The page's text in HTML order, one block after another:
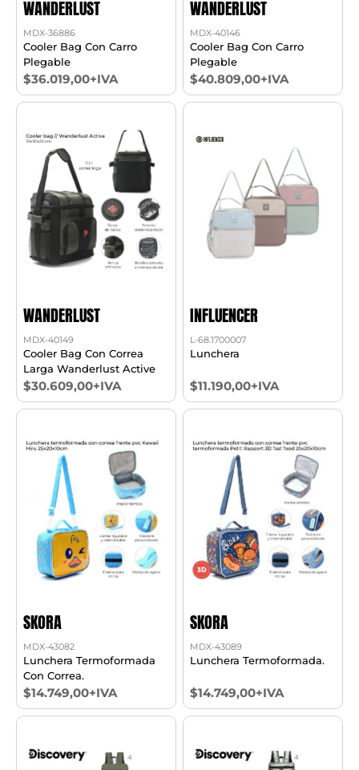
WANDERLUST
MDX-36886
Cooler Bag Con Carro
Plegable
$36.019,00+IVA
WANDERLUST
MDX-40146
Cooler Bag Con Carro
Plegable
$40.809,00+IVA
WANDERLUST
MDX-40149
Cooler Bag Con Correa
Larga Wanderlust Active
$30.609,00+IVA
INFLUENCER
L-68.1700007
Lunchera
$11.190,00+IVA
SKORA
MDX-43082
Lunchera Termoformada
Con Correa.
$14.749,00+IVA
SKORA
MDX-43089
Lunchera Termoformada.
$14.749,00+IVA